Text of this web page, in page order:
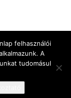
felhasználói
A
tudomásul